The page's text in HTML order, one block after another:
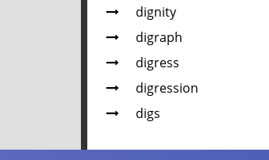
dignity
digraph
digress
digression
digs